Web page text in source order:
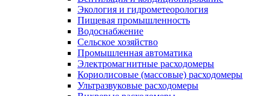
Экология и гидрометеорология
Пищевая промышленность
Водоснабжение
Сельское хозяйство
Промышленная автоматика
Электромагнитные расходомеры
Кориолисовые (массовые) расходомеры
Ультразвуковые расходомеры